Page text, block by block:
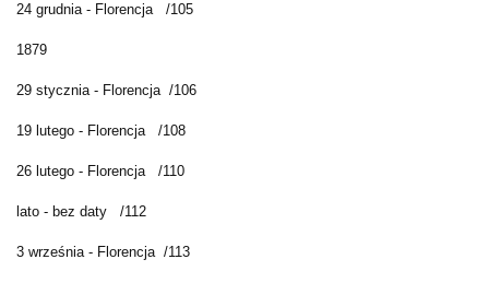
24 grudnia - Florencja /105
1879
29 stycznia - Florencja /106
19 lutego - Florencja /108
26 lutego - Florencja /110
lato - bez daty /112
3 września - Florencja /113